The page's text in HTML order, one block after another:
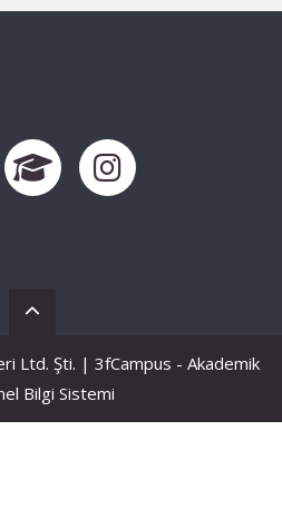
Ltd. Şti. | 3fCampus - Akademik
Bilgi Sistemi